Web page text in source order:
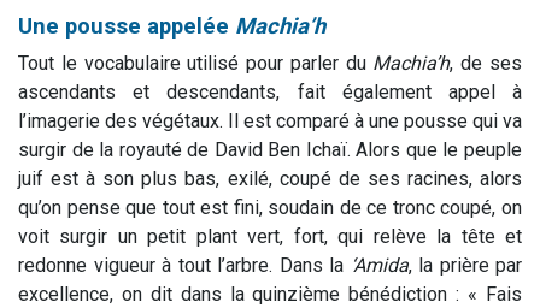
Une pousse appelée Machia’h
Tout le vocabulaire utilisé pour parler du Machia’h, de ses
ascendants et descendants, fait également appel à
l’imagerie des végétaux. Il est comparé à une pousse qui va
surgir de la royauté de David Ben Ichaï. Alors que le peuple
juif est à son plus bas, exilé, coupé de ses racines, alors
qu’on pense que tout est fini, soudain de ce tronc coupé, on
voit surgir un petit plant vert, fort, qui relève la tête et
redonne vigueur à tout l’arbre. Dans la ‘Amida, la prière par
excellence, on dit dans la quinzième bénédiction : « Fais